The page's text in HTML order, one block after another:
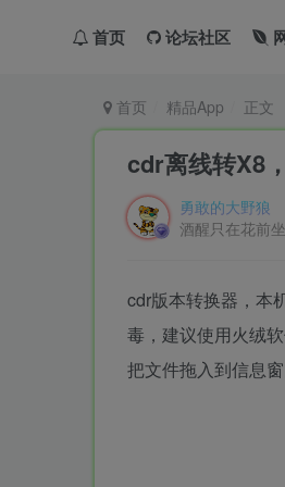
首页 论坛社区
首页 精品App 正文
cdr离线转X8
勇敢的大野狼
酒醒只在花前
cdr版本转换器，本
毒，建议使用火绒
把文件拖入到信息